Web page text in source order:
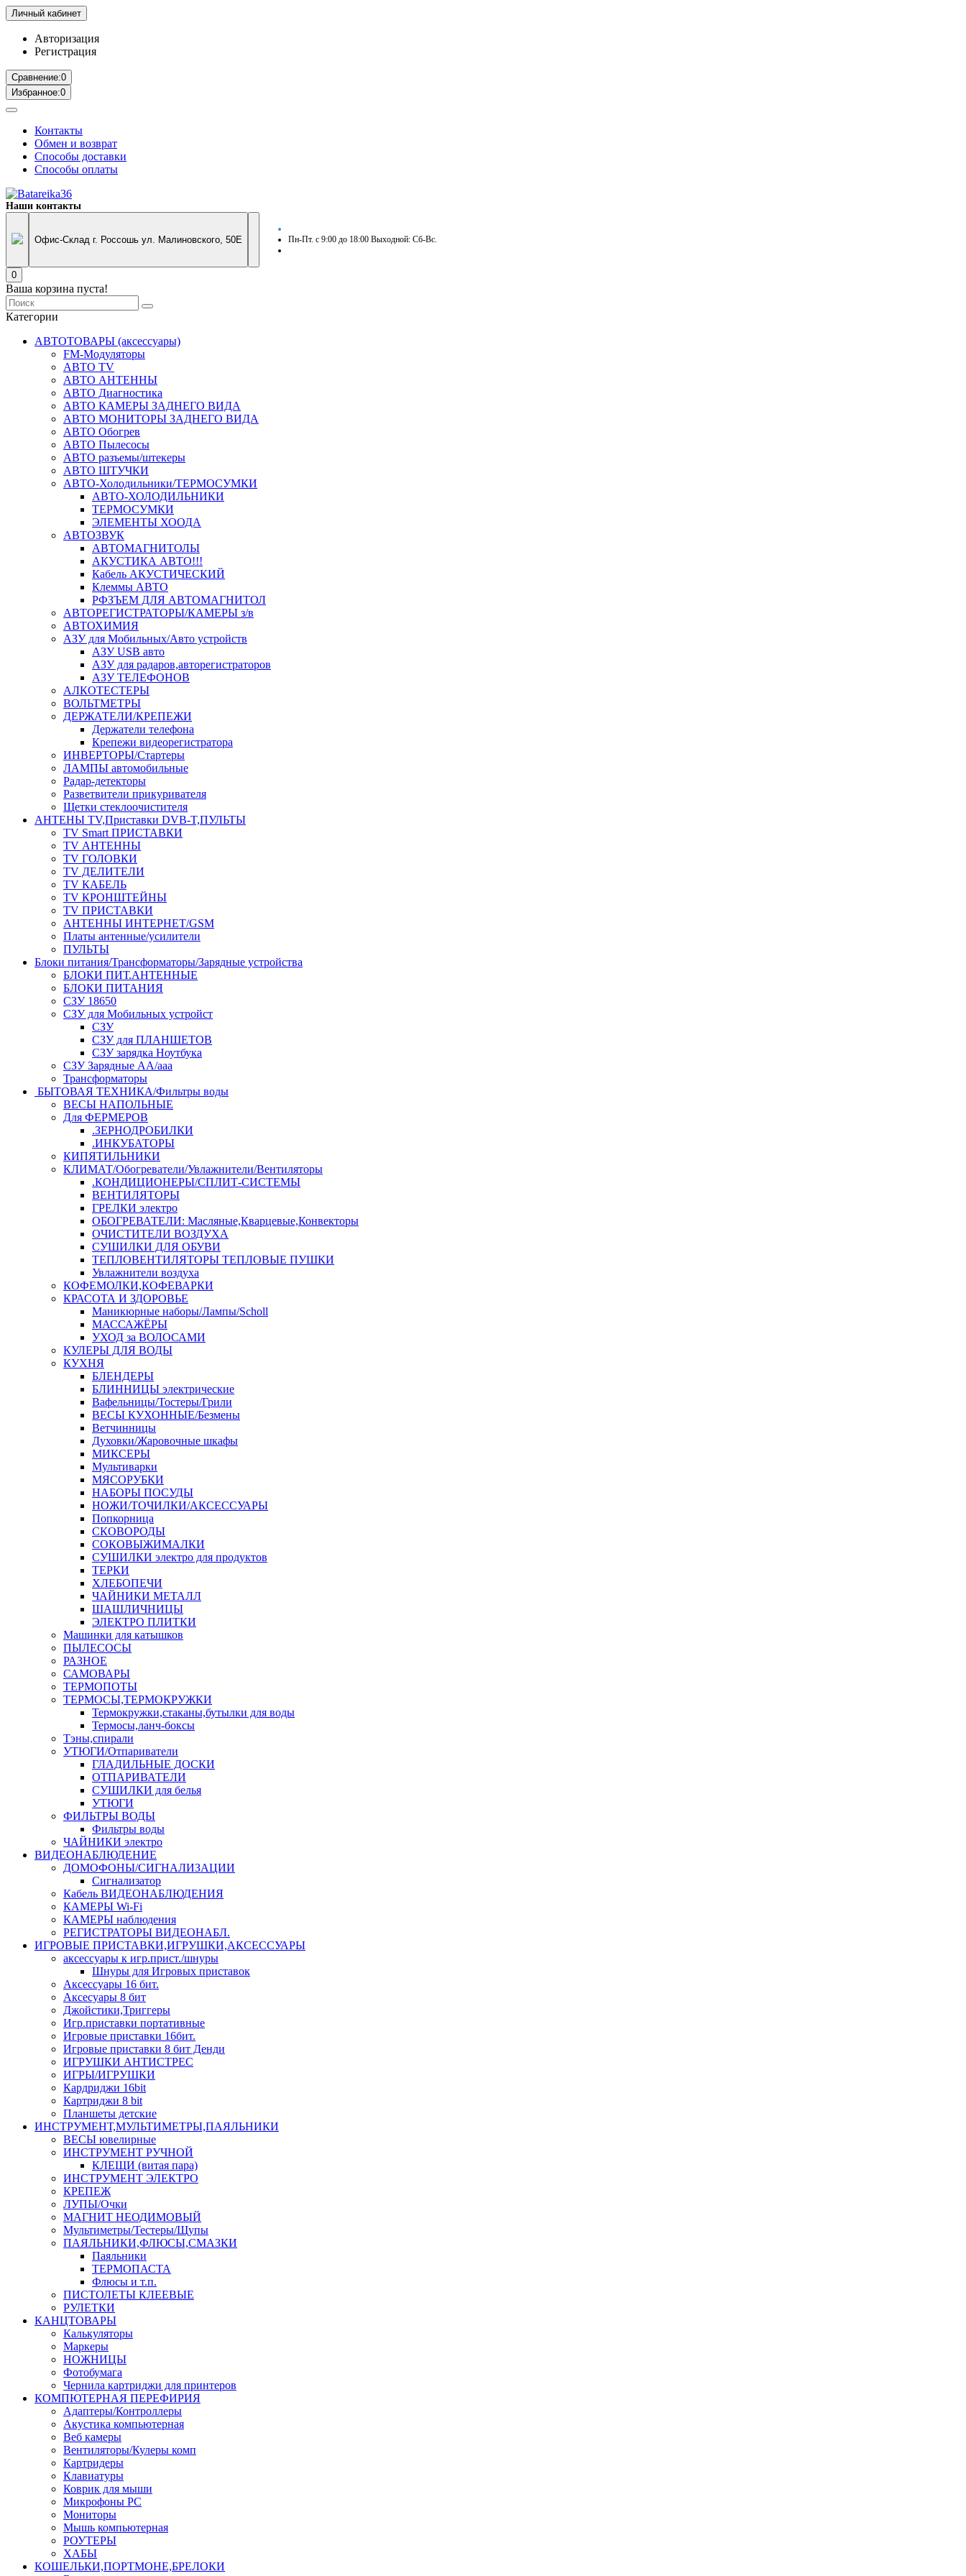
Личный кабинет
Авторизация
Регистрация
Сравнение:0
Избранное:0
Контакты
Обмен и возврат
Способы доставки
Способы оплаты
Наши контакты
Офис-Склад г. Россошь ул. Малиновского, 50Е Пн-Пт. с 9:00 до 18:00 Выходной: Сб-Вс.
0
Ваша корзина пуста!
Категории
АВТОТОВАРЫ (аксессуары)
FM-Модуляторы
АВТО TV
АВТО АНТЕННЫ
АВТО Диагностика
АВТО КАМЕРЫ ЗАДНЕГО ВИДА
АВТО МОНИТОРЫ ЗАДНЕГО ВИДА
АВТО Обогрев
АВТО Пылесосы
АВТО разъемы/штекеры
АВТО ШТУЧКИ
АВТО-Холодильники/ТЕРМОСУМКИ
АВТО-ХОЛОДИЛЬНИКИ
ТЕРМОСУМКИ
ЭЛЕМЕНТЫ ХООДА
АВТОЗВУК
АВТОМАГНИТОЛЫ
АКУСТИКА АВТО!!!
Кабель АКУСТИЧЕСКИЙ
Клеммы АВТО
РФЗЪЕМ ДЛЯ АВТОМАГНИТОЛ
АВТОРЕГИСТРАТОРЫ/КАМЕРЫ з/в
АВТОХИМИЯ
АЗУ для Мобильных/Авто устройств
АЗУ USB авто
АЗУ для радаров,авторегистраторов
АЗУ ТЕЛЕФОНОВ
АЛКОТЕСТЕРЫ
ВОЛЬТМЕТРЫ
ДЕРЖАТЕЛИ/КРЕПЕЖИ
Держатели телефона
Крепежи видеорегистратора
ИНВЕРТОРЫ/Стартеры
ЛАМПЫ автомобильные
Радар-детекторы
Разветвители прикуривателя
Щетки стеклоочистителя
АНТЕНЫ ТV,Приставки DVB-T,ПУЛЬТЫ
TV Smart ПРИСТАВКИ
TV АНТЕННЫ
TV ГОЛОВКИ
TV ДЕЛИТЕЛИ
TV КАБЕЛЬ
TV КРОНШТЕЙНЫ
TV ПРИСТАВКИ
АНТЕННЫ ИНТЕРНЕТ/GSM
Платы антенные/усилители
ПУЛЬТЫ
Блоки питания/Трансформаторы/Зарядные устройства
БЛОКИ ПИТ.АНТЕННЫЕ
БЛОКИ ПИТАНИЯ
СЗУ 18650
СЗУ для Мобильных устройст
СЗУ
СЗУ для ПЛАНШЕТОВ
СЗУ зарядка Ноутбука
СЗУ Зарядные АА/ааа
Трансформаторы
БЫТОВАЯ ТЕХНИКА/Фильтры воды
ВЕСЫ НАПОЛЬНЫЕ
Для ФЕРМЕРОВ
.ЗЕРНОДРОБИЛКИ
.ИНКУБАТОРЫ
КИПЯТИЛЬНИКИ
КЛИМАТ/Обогреватели/Увлажнители/Вентиляторы
.КОНДИЦИОНЕРЫ/СПЛИТ-СИСТЕМЫ
ВЕНТИЛЯТОРЫ
ГРЕЛКИ электро
ОБОГРЕВАТЕЛИ: Масляные,Кварцевые,Конвекторы
ОЧИСТИТЕЛИ ВОЗДУХА
СУШИЛКИ ДЛЯ ОБУВИ
ТЕПЛОВЕНТИЛЯТОРЫ ТЕПЛОВЫЕ ПУШКИ
Увлажнители воздуха
КОФЕМОЛКИ,КОФЕВАРКИ
КРАСОТА И ЗДОРОВЬЕ
Маникюрные наборы/Лампы/Scholl
МАССАЖЁРЫ
УХОД за ВОЛОСАМИ
КУЛЕРЫ ДЛЯ ВОДЫ
КУХНЯ
БЛЕНДЕРЫ
БЛИННИЦЫ электрические
Вафельницы/Тостеры/Грили
ВЕСЫ КУХОННЫЕ/Безмены
Ветчинницы
Духовки/Жаровочные шкафы
МИКСЕРЫ
Мультиварки
МЯСОРУБКИ
НАБОРЫ ПОСУДЫ
НОЖИ/ТОЧИЛКИ/АКСЕССУАРЫ
Попкорница
СКОВОРОДЫ
СОКОВЫЖИМАЛКИ
СУШИЛКИ электро для продуктов
ТЕРКИ
ХЛЕБОПЕЧИ
ЧАЙНИКИ МЕТАЛЛ
ШАШЛИЧНИЦЫ
ЭЛЕКТРО ПЛИТКИ
Машинки для катышков
ПЫЛЕСОСЫ
РАЗНОЕ
САМОВАРЫ
ТЕРМОПОТЫ
ТЕРМОСЫ,ТЕРМОКРУЖКИ
Термокружки,стаканы,бутылки для воды
Термосы,ланч-боксы
Тэны,спирали
УТЮГИ/Отпариватели
ГЛАДИЛЬНЫЕ ДОСКИ
ОТПАРИВАТЕЛИ
СУШИЛКИ для белья
УТЮГИ
ФИЛЬТРЫ ВОДЫ
Фильтры воды
ЧАЙНИКИ электро
ВИДЕОНАБЛЮДЕНИЕ
ДОМОФОНЫ/СИГНАЛИЗАЦИИ
Сигнализатор
Кабель ВИДЕОНАБЛЮДЕНИЯ
КАМЕРЫ Wi-Fi
КАМЕРЫ наблюдения
РЕГИСТРАТОРЫ ВИДЕОНАБЛ.
ИГРОВЫЕ ПРИСТАВКИ,ИГРУШКИ,АКСЕССУАРЫ
аксесcуары к игр.прист./шнуры
Шнуры для Игровых приставок
Аксессуары 16 бит.
Аксесуары 8 бит
Джойстики,Триггеры
Игр.приставки портативные
Игровые приставки 16бит.
Игровые приставки 8 бит Денди
ИГРУШКИ АНТИСТРЕС
ИГРЫ/ИГРУШКИ
Кардриджи 16bit
Картриджи 8 bit
Планшеты детские
ИНСТРУМЕНТ,МУЛЬТИМЕТРЫ,ПАЯЛЬНИКИ
ВЕСЫ ювелирные
ИНСТРУМЕНТ РУЧНОЙ
КЛЕЩИ (витая пара)
ИНСТРУМЕНТ ЭЛЕКТРО
КРЕПЕЖ
ЛУПЫ/Очки
МАГНИТ НЕОДИМОВЫЙ
Мультиметры/Тестеры/Щупы
ПАЯЛЬНИКИ,ФЛЮСЫ,СМАЗКИ
Паяльники
ТЕРМОПАСТА
Флюсы и т.п.
ПИСТОЛЕТЫ КЛЕЕВЫЕ
РУЛЕТКИ
КАНЦТОВАРЫ
Калькуляторы
Маркеры
НОЖНИЦЫ
Фотобумага
Чернила картриджи для принтеров
КОМПЮТЕРНАЯ ПЕРЕФИРИЯ
Адаптеры/Контроллеры
Акустика компьютерная
Веб камеры
Вентиляторы/Кулеры комп
Картридеры
Клавиатуры
Коврик для мыши
Микрофоны PC
Мониторы
Мышь компьютерная
РОУТЕРЫ
ХАБЫ
КОШЕЛЬКИ,ПОРТМОНЕ,БРЕЛОКИ